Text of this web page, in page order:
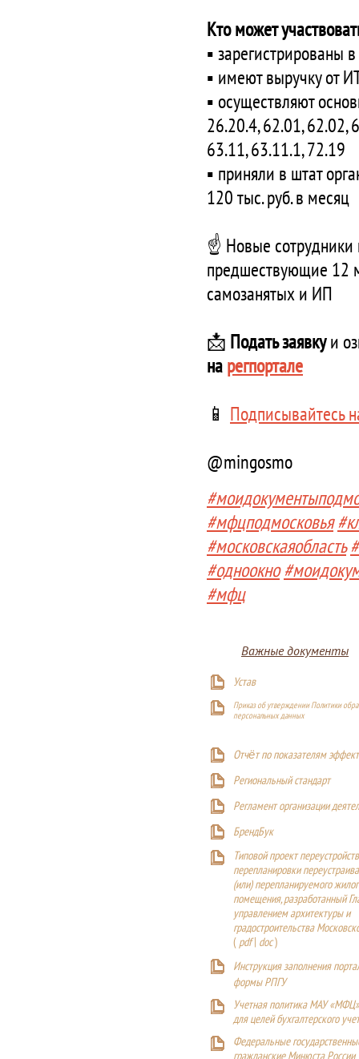
Кто может
▪️ зарегистрированы
▪️ имеют выручку от
▪️ осуществляют
26.20.4, 62.01, 62.02,
63.11, 63.11.1, 72.19
▪️ приняли в штат
120 тыс. руб. в месяц
☝️ Новые сотрудники
предшествующие 12
самозанятых и ИП
📩 Подать заявкуи
нарегпортале
📱 Подписывайтесь
@mingosmo
#мфцподмосковья
#московскаяобласть
#одноокно
#мфц
Важные документы
Устав
Приказ об утверждении Политики
персональных данных
Отчёт по показателям
Региональный стандарт
Регламент организации
БрендБук
Типовой проект
перепланировки
(или) перепланируемого
помещения, разработанный
управлением архитектуры и
градостроительства
(pdf| doc)
Инструкция заполнения
формы РПГУ
Учетная политика МАУ
для целей бухгалтерского
Федеральные